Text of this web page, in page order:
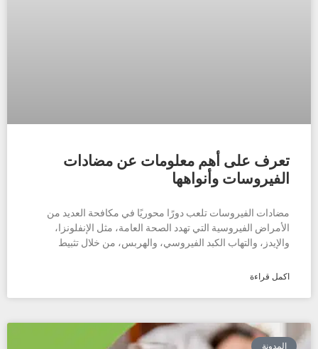
تعرف على أهم معلومات عن مضادات
الفيروسات وأنواهها
مضادات الفيروسات تلعب دورًا محوريًا في مكافحة العديد من
الأمراض الفيروسية التي تهدد الصحة العامة، مثل الإنفلونزا،
والإيدز، والتهاب الكبد الفيروسي، والهربس، من خلال تثبيط
اكمل قراءة
المدونة